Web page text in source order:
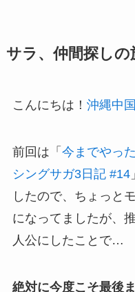
サラ、仲間探しの
こんにちは！ 沖縄中
前回は「 今までやっ
シングサガ3日記 #14
したので、ちょっと
になってましたが、
人公にしたことで…
絶対に今度こそ最後